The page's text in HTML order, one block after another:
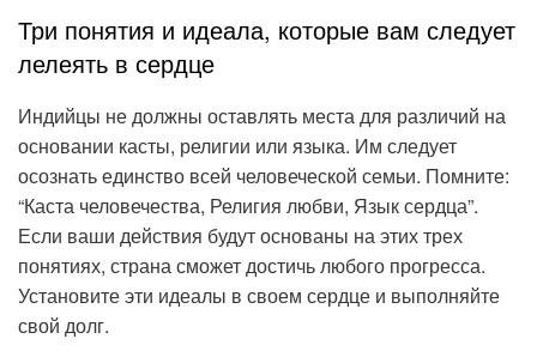
Три понятия и идеала, которые вам следует
лелеять в сердце
Индийцы не должны оставлять места для различий на
основании касты, религии или языка. Им следует
осознать единство всей человеческой семьи. Помните:
“Каста человечества, Религия любви, Язык сердца”.
Если ваши действия будут основаны на этих трех
понятиях, страна сможет достичь любого прогресса.
Установите эти идеалы в своем сердце и выполняйте
свой долг.